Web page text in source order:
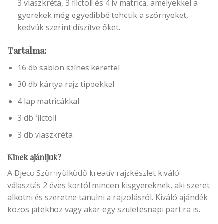
3 viaszkréta, 3 filctoll és 4 ív matrica, amelyekkel a
gyerekek még egyedibbé tehetik a szörnyeket,
kedvük szerint díszítve őket.
Tartalma:
16 db sablon színes kerettel
30 db kártya rajz tippekkel
4 lap matricákkal
3 db filctoll
3 db viaszkréta
Kinek ajánljuk?
A Djeco Szörnyülködő kreatív rajzkészlet kiváló
választás 2 éves kortól minden kisgyereknek, aki szeret
alkotni és szeretne tanulni a rajzolásról. Kiváló ajándék
közös játékhoz vagy akár egy születésnapi partira is.